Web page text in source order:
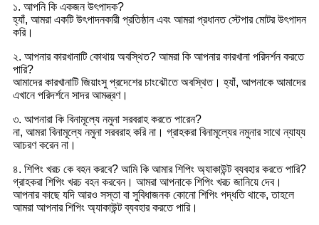
১. আপনি কি একজন উৎপাদক?
হ্যাঁ, আমরা একটি উৎপাদনকারী প্রতিষ্ঠান এবং আমরা প্রধানত স্টেপার মোটর উৎপাদন
করি।
২. আপনার কারখানাটি কোথায় অবস্থিত? আমরা কি আপনার কারখানা পরিদর্শন করতে
পারি?
আমাদের কারখানাটি জিয়াংসু প্রদেশের চাংঝৌতে অবস্থিত। হ্যাঁ, আপনাকে আমাদের
এখানে পরিদর্শনে সাদর আমন্ত্রণ।
৩. আপনারা কি বিনামূল্যে নমুনা সরবরাহ করতে পারেন?
না, আমরা বিনামূল্যে নমুনা সরবরাহ করি না। গ্রাহকরা বিনামূল্যের নমুনার সাথে ন্যায্য
আচরণ করেন না।
৪. শিপিং খরচ কে বহন করবে? আমি কি আমার শিপিং অ্যাকাউন্ট ব্যবহার করতে পারি?
গ্রাহকরা শিপিং খরচ বহন করবেন। আমরা আপনাকে শিপিং খরচ জানিয়ে দেব।
আপনার কাছে যদি আরও সস্তা বা সুবিধাজনক কোনো শিপিং পদ্ধতি থাকে, তাহলে
আমরা আপনার শিপিং অ্যাকাউন্ট ব্যবহার করতে পারি।